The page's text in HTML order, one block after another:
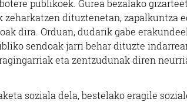
publikoek. Gurea bezalako
dituztenetan, zapalkuntza
dira. Orduan, dudarik gabe
sendoak jarri behar dituzte
eta zentzudunak diren
soziala dela, bestelako eragile